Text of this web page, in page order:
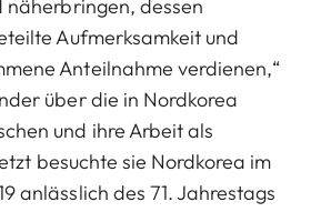
dessen
Aufmerksamkeit und
Anteilnahme verdienen,“
über die in Nordkorea
und ihre Arbeit als
besuchte sie Nordkorea im
anlässlich des 71. Jahrestags